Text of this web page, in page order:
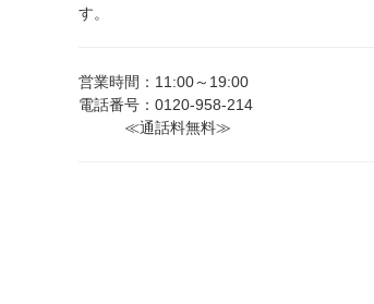
す。
営業時間：11:00～19:00
電話番号：0120-958-214
≪通話料無料≫